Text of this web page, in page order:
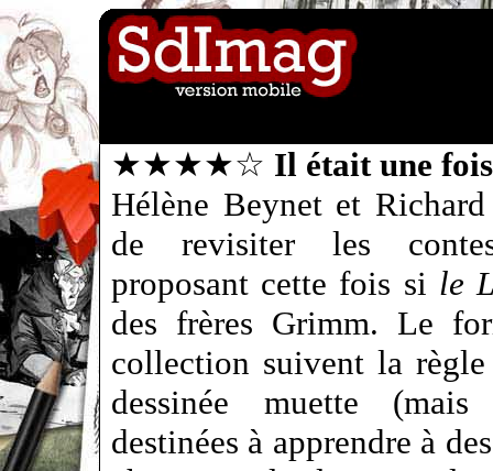
★★★★☆ Il était une
Hélène Beynet et
de revisiter les
proposant cette fois si le
des frères Grimm. Le
collection suivent la
dessinée muette (mais
destinées à apprendre à